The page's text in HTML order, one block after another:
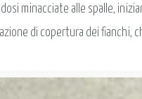
minacciate alle spalle,
di copertura dei fianchi,